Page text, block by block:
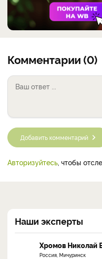
Комментарии (0)
Добавить комментарий
Авторизуйтесь, чтобы
Наши эксперты
Хромов Николай
Россия, Мичуринск